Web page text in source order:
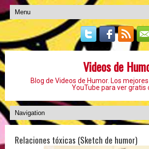
Videos de
Blog de Videos de Humor. Los
YouTube para ver gratis
Relaciones tóxicas (Sketch de humor)